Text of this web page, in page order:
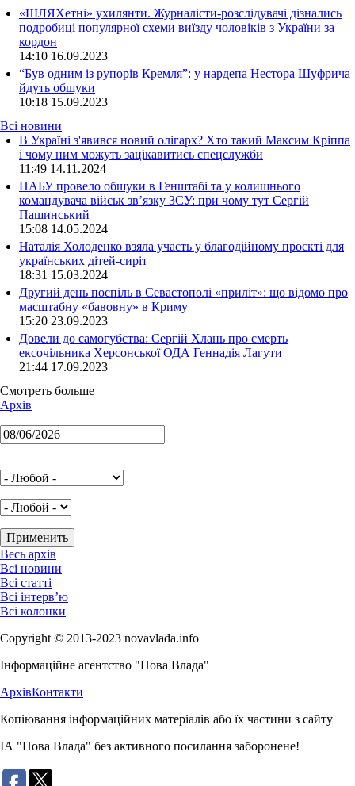
«ШЛЯХетні» ухилянти. Журналісти-розслідувачі дізнались
подробиці популярної схеми виїзду чоловіків з України за
кордон
14:10 16.09.2023
“Був одним із рупорів Кремля”: у нардепа Нестора Шуфрича
йдуть обшуки
10:18 15.09.2023
Всі новини
В Україні з'явився новий олігарх? Хто такий Максим Кріппа
і чому ним можуть зацікавитись спецслужби
11:49 14.11.2024
НАБУ провело обшуки в Генштабі та у колишнього
командувача військ зв’язку ЗСУ: при чому тут Сергій
Пашинський
15:08 14.05.2024
Наталія Холоденко взяла участь у благодійному проєкті для
українських дітей-сиріт
18:31 15.03.2024
Другий день поспіль в Севастополі «приліт»: що відомо про
масштабну «бавовну» в Криму
15:20 23.09.2023
Довели до самогубства: Сергій Хлань про смерть
ексочільника Херсонської ОДА Геннадія Лагути
21:44 17.09.2023
Смотреть больше
Архів
Весь архів
Всі новини
Всі статті
Всі інтерв’ю
Всі колонки
Copyright © 2013-2023 novavlada.info
Інформаційне агентство "Нова Влада"
АрхівКонтакти
Копіювання інформаційних матеріалів або їх частини з сайту
ІА "Нова Влада" без активного посилання заборонене!